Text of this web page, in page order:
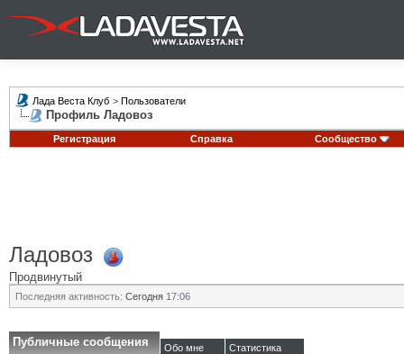
Лада Веста Клуб > Пользователи
Профиль Ладовоз
Регистрация Справка Сообщество
Ладовоз
Продвинутый
Последняя активность: Сегодня 17:06
Публичные сообщения Обо мне Статистика